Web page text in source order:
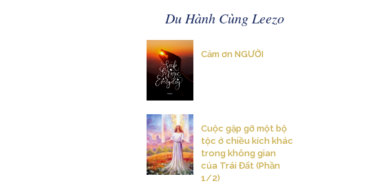
Du Hành Cùng Leezo
Cảm ơn NGƯỜI
Cuộc gặp gỡ một bộ
tộc ở chiều kích khác
trong không gian
của Trái Đất (Phần
1/2)